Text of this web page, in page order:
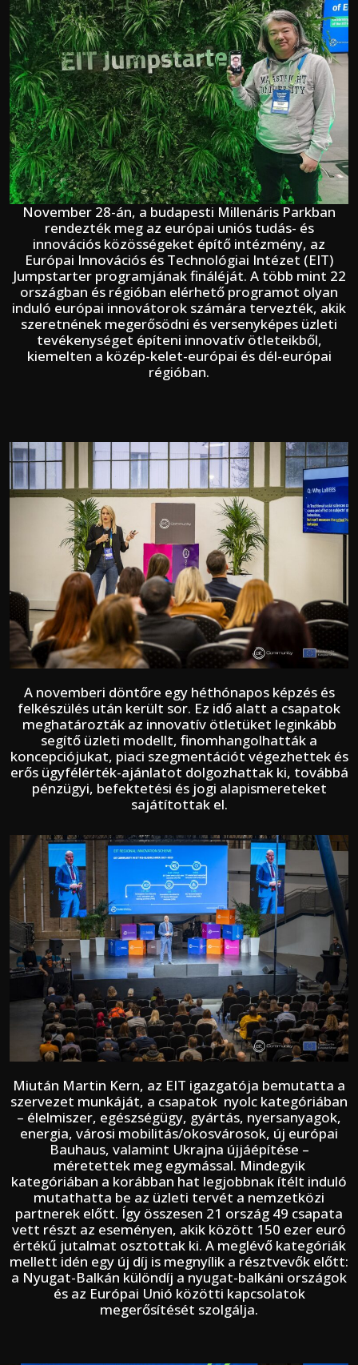
November 28-án, a budapesti Millenáris Parkban
rendezték meg az európai uniós tudás- és
innovációs közösségeket építő intézmény, az
Európai Innovációs és Technológiai Intézet (EIT)
Jumpstarter programjának fináléját. A több mint 22
országban és régióban elérhető programot olyan
induló európai innovátorok számára tervezték, akik
szeretnének megerősödni és versenyképes üzleti
tevékenységet építeni innovatív ötleteikből,
kiemelten a közép-kelet-európai és dél-európai
régióban.
A novemberi döntőre egy héthónapos képzés és
felkészülés után került sor. Ez idő alatt a csapatok
meghatározták az innovatív ötletüket leginkább
segítő üzleti modellt, finomhangolhatták a
koncepciójukat, piaci szegmentációt végezhettek és
erős ügyfélérték-ajánlatot dolgozhattak ki, továbbá
pénzügyi, befektetési és jogi alapismereteket
sajátítottak el.
Miután Martin Kern, az EIT igazgatója bemutatta a
szervezet munkáját, a csapatok nyolc kategóriában
– élelmiszer, egészségügy, gyártás, nyersanyagok,
energia, városi mobilitás/okosvárosok, új európai
Bauhaus, valamint Ukrajna újjáépítése –
méretettek meg egymással. Mindegyik
kategóriában a korábban hat legjobbnak ítélt induló
mutathatta be az üzleti tervét a nemzetközi
partnerek előtt. Így összesen 21 ország 49 csapata
vett részt az eseményen, akik között 150 ezer euró
értékű jutalmat osztottak ki. A meglévő kategóriák
mellett idén egy új díj is megnyílik a résztvevők előtt:
a Nyugat-Balkán különdíj a nyugat-balkáni országok
és az Európai Unió közötti kapcsolatok
megerősítését szolgálja.